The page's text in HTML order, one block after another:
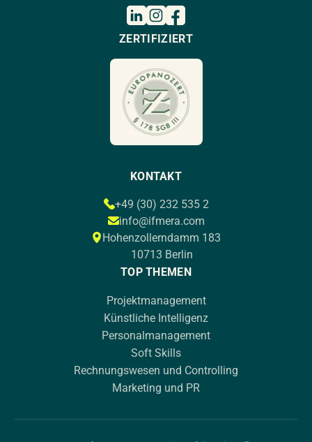
ZERTIFIZIERT
KONTAKT
+49 (30) 232 535 2
info@ifmera.com
Hohenzollerndamm 183
10713 Berlin
TOP THEMEN
Projektmanagement
Künstliche Intelligenz
Personalmanagement
Soft Skills
Rechnungswesen und Controlling
Marketing und PR